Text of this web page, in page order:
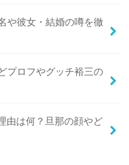
や彼女・結婚の噂を徹
プロフやグッチ裕三の
由は何？旦那の顔やど